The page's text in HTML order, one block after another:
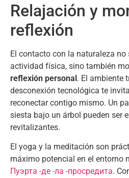
Relajación y
reflexión
El contacto con la naturaleza no
actividad física, sino también
reflexión personal. El ambiente
desconexión tecnológica te
reconectar contigo mismo. Un
siesta bajo un árbol pueden ser
revitalizantes.
El yoga y la meditación son
máximo potencial en el entorno
Пуэрта -де -ла -просредита.